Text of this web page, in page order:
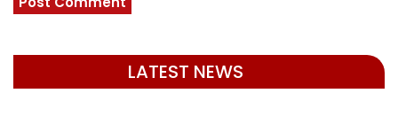
LATEST NEWS